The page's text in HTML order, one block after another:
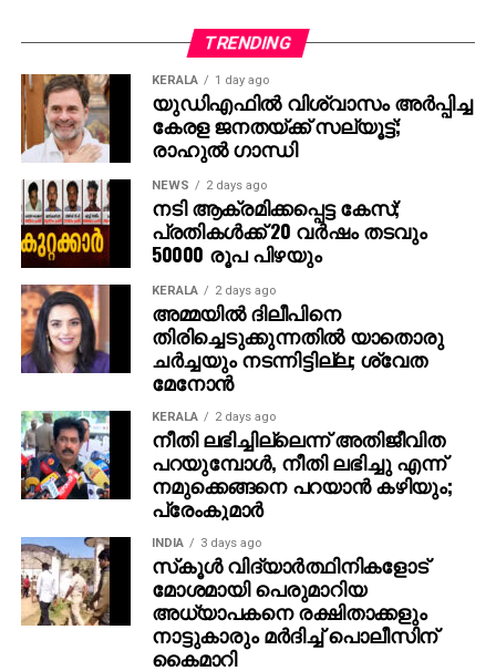
ശിക്ഷവിധിയില്‍ ഇളവ് വെണെന്ന് പ്രതികള്‍
വീട്ടില്‍ അമ്മ മാത്രമേയുള്ളു എന്നായിരുന്നു പള്‍സര്‍
സുനി പറഞ്ഞത്. കേസില്‍ താന്‍ കുറ്റമൊന്നും
ചെയ്തിട്ടില്ലെന്നും നിരപരാധിയാണെന്നും
മാതാപിതാക്കള്‍ അസുഖബാധിതരായ മാതാപിതാക്കള്‍
മാത്രമേയുള്ളു എന്നായിരുന്ന രണ്ടാം പ്രതി മാര്‍ട്ടിന്‍
ആന്റണി കരഞ്ഞ് കൊണ്ട് പറഞ്ഞത്. അഞ്ചര കൊല്ലം
ജയിലില്‍ കഴിഞ്ഞെന്നും ശിക്ഷാവിധിയില്‍ ഇളവ്
വേണമെന്നും മാര്‍ട്ടിന്‍ കോടതിയോട് പറഞ്ഞു.
ഭാര്യയും കുഞ്ഞുങ്ങളും മാത്രമേ ഉള്ളുവെന്നും
മനസ്സറിഞ്ഞ് തെറ്റൊന്നും ചെയ്തിട്ടില്ലെന്നുമായിരുന്നു
ജയില്‍ശിക്ഷ ഒഴിവാക്കി നല്‍കണമെന്നും മണികണ്ഠന്‍
കോടതിയോട് അഭ്യര്‍ത്ഥിച്ചു. ഏറ്റവും കുറഞ്ഞ ശിക്ഷ
നല്‍കണമെന്നായിരുന്നു നാലാം പ്രതി വിജീഷ്
കോടതിയോട് അഭ്യര്‍ത്ഥിച്ചത്. കണ്ണൂര്‍ ജയിലിലേയ്ക്ക്
അയക്കണമെന്നും വിജീഷ് ആവശ്യപ്പെട്ടു. ഒരു തെറ്റും
ചെയ്തിട്ടില്ലെന്നായിരുന്നു അഞ്ചാം പ്രതി വടിംവാള്‍
സലിം കോടതിയില്‍ പറഞ്ഞത്. ഭാര്യയും ഒരു
വയസ്സുള്ള കുഞ്ഞിന്റെയും ഏക ആശ്രയം
താനാണെന്നും സലീം കോടതിയില്‍ പറഞ്ഞു.
TRENDING
KERALA 1 day ago
യുഡിഎഫില്‍ വിശ്വാസം അര്‍പ്പിച്ച
കേരള ജനതയ്ക്ക് സല്യൂട്ട്;
രാഹുല്‍ ഗാന്ധി
NEWS 2 days ago
നടി ആക്രമിക്കപ്പെട്ട കേസ്;
പ്രതികള്‍ക്ക് 20 വര്‍ഷം തടവും
50000 രൂപ പിഴയും
KERALA 2 days ago
അമ്മയില്‍ ദിലീപിനെ
തിരിച്ചെടുക്കുന്നതില്‍ യാതൊരു
ചര്‍ച്ചയും നടന്നിട്ടില്ല; ശ്വേത
മേനോന്‍
KERALA 2 days ago
നീതി ലഭിച്ചില്ലെന്ന് അതിജീവിത
പറയുമ്പോള്‍, നീതി ലഭിച്ചു എന്ന്
നമുക്കെങ്ങനെ പറയാന്‍ കഴിയും;
പ്രേംകുമാര്‍
INDIA 3 days ago
സ്‌കൂള്‍ വിദ്യാര്‍ത്ഥിനികളോട്
മോശമായി പെരുമാറിയ
അധ്യാപകനെ രക്ഷിതാക്കളും
നാട്ടുകാരും മര്‍ദിച്ച് പൊലീസിന്
കൈമാറി